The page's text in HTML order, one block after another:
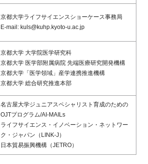
京都大学ライフサイエンスショーケース事務局
E-mail: kuls@kuhp.kyoto-u.ac.jp
京都大学 大学院医学研究科
京都大学 医学部附属病院 先端医療研究開発機構
京都大学「医学領域」産学連携推進機構
京都大学 総合研究推進本部
名古屋大学ジュニアスペシャリスト育成のための
OJTプログラム/AI-MAILs
ライフサイエンス・イノベーション・ネットワー
ク・ジャパン（LINK-J）
日本貿易振興機構（JETRO）